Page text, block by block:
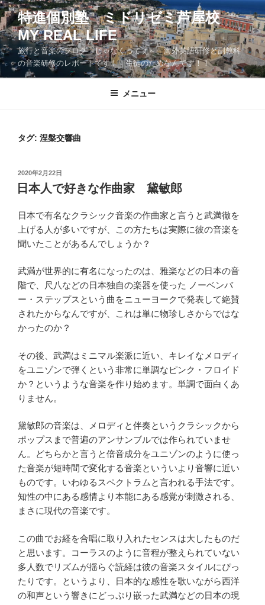
コ
ン
テ
ン
ツ
へ
特進個別塾 ミドリゼミ芦屋校
MY REAL LIFE
旅行と音楽のブログ じゃなくってぇ～、海外英語研修と副教科
の音楽研修のレポートです！ 生徒のためなんです！！
メニュー
タグ: 涅槃交響曲
投
稿
日:
2020年2月22日
日本人で好きな作曲家 黛敏郎
日本で有名なクラシック音楽の作曲家と言うと武満徹を
上げる人が多いですが、この方たちは実際に彼の音楽を
聞いたことがあるんでしょうか？
武満が世界的に有名になったのは、雅楽などの日本の音
階で、尺八などの日本独自の楽器を使った ノーベンバ
ー・ステップスという曲をニューヨークで発表して絶賛
されたからなんですが、これは単に物珍しさからではな
かったのか？
その後、武満はミニマル楽派に近い、キレイなメロディ
をユニゾンで弾くという非常に単調なピンク・フロイド
か？というような音楽を作り始めます。単調で面白くあ
りません。
黛敏郎の音楽は、メロディと伴奏というクラシックから
ポップスまで普遍のアンサンブルでは作られていませ
ん。どちらかと言うと倍音成分をユニゾンのように使っ
た音楽が短時間で変化する音楽といういより音響に近い
ものです。いわゆるスペクトラムと言われる手法です。
知性の中にある感情より本能にある感覚が刺激される、
まさに現代の音楽です。
この曲でお経を合唱に取り入れたセンスは大したものだ
と思います。コーラスのように音程が整えられていない
多人数でリズムが揺らぐ読経は彼の音楽スタイルにぴっ
たりです。というより、日本的な感性を歌いながら西洋
の和声という響きにどっぷり嵌った武満などの日本の現